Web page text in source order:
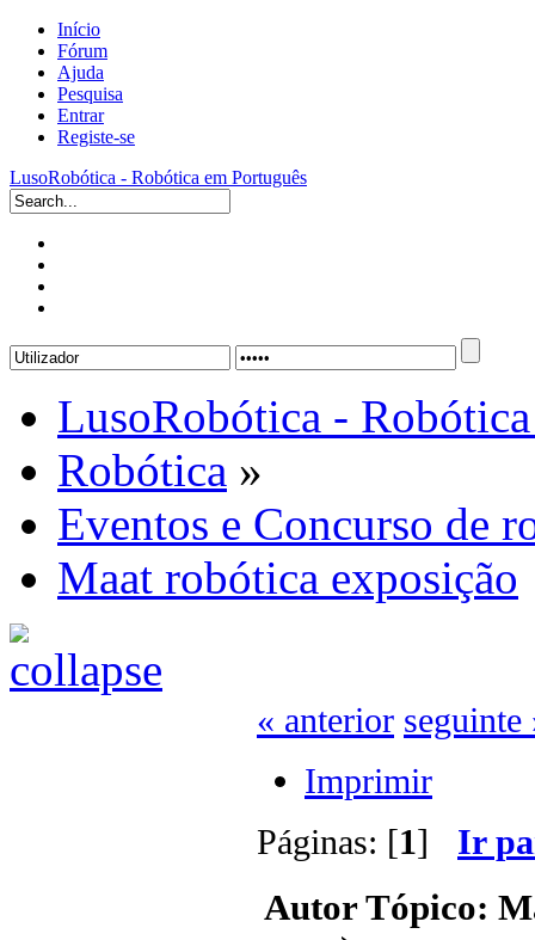
Início
Fórum
Ajuda
Pesquisa
Entrar
Registe-se
LusoRobótica - Robótica em Português
LusoRobótica -
Robótica »
Eventos e Concurso de
Maat robótica exposição
« anterior seguinte
Imprimir
Páginas: [1] Ir
AutorTópico: